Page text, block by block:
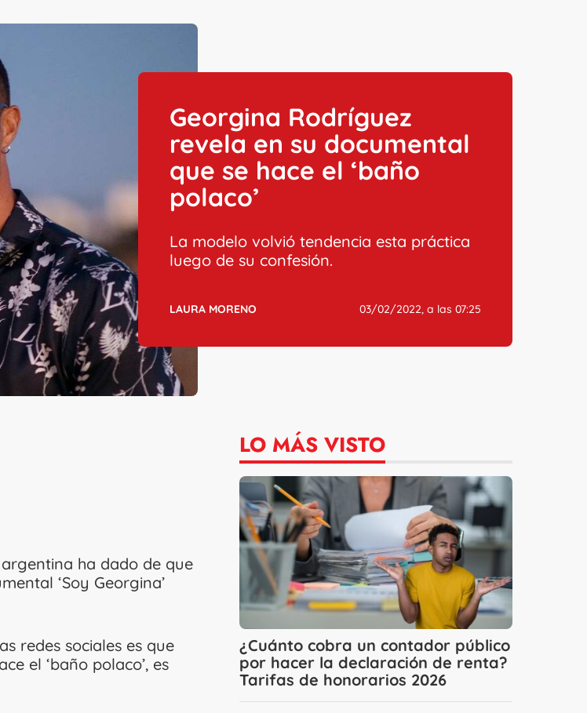
Georgina Rodríguez
revela en su documental
que se hace el ‘baño
polaco’
La modelo volvió tendencia esta práctica
luego de su confesión.
LAURA MORENO 03/02/2022, a las 07:25
ha dado de que
‘Soy Georgina’
redes sociales es que
el ‘baño polaco’, es
LO MÁS VISTO
¿Cuánto cobra un contador público
por hacer la declaración de renta?
Tarifas de honorarios 2026